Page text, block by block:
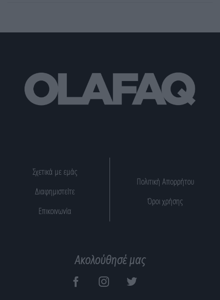
Σχετικά με εμάς
Διαφημιστείτε
Επικοινωνία
Πολιτική Απορρήτου
Όροι χρήσης
Ακολούθησέ μας